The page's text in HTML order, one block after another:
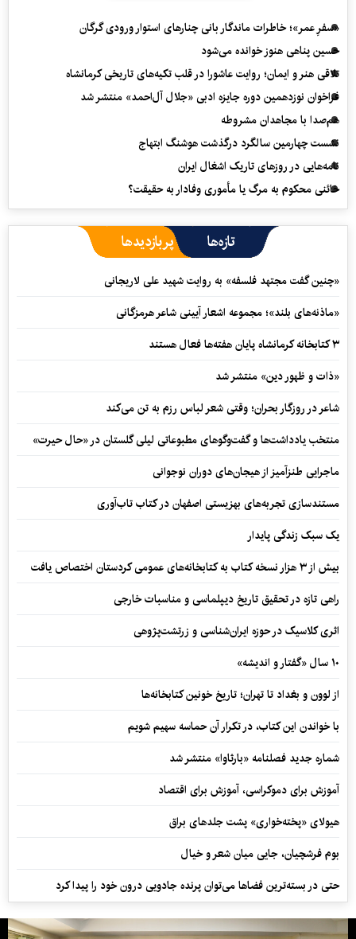
«سفرِ عمر»؛ خاطرات ماندگار بانی چنارهای استوار ورودی گرگان
حسین پناهی هنوز خوانده می‌شود
تلاقی هنر و ایمان؛ روایت عاشورا در قلب تکیه‌های تاریخی کرمانشاه
فراخوان نوزدهمین دوره جایزه ادبی «جلال آل‌احمد» منتشر شد
هم‌صدا با مجاهدان مشروطه
نشست چهارمین سالگرد درگذشت هوشنگ ابتهاج
نامه‌هایی در روزهای تاریک اشغال ایران
خائنی محکوم به مرگ یا مأموری وفادار به حقیقت؟
تازه‌ها پربازدیدها
«چنین گفت مجتهد فلسفه» به روایت شهید علی لاریجانی
«ماذنه‌های بلند»؛ مجموعه اشعار آیینی شاعر هرمزگانی
۳ کتابخانه کرمانشاه پایان هفته‌ها فعال هستند
«ذات و ظهور دین» منتشر شد
شاعر در روزگار بحران؛ وقتی شعر لباس رزم به تن می‌کند
منتخب یادداشت‌ها و گفت‌وگوهای مطبوعاتی لیلی گلستان در «حال حیرت»
ماجرایی طنزآمیز از هیجان‌های دوران نوجوانی
مستندسازی تجربه‌های بهزیستی اصفهان در کتاب تاب‌آوری
یک سبک زندگی پایدار
بیش از ۳ هزار نسخه کتاب به کتابخانه‌های عمومی کردستان اختصاص یافت
راهی تازه در تحقیق تاریخ دیپلماسی و مناسبات خارجی
اثری کلاسیک در حوزه ایران‌شناسی و زرتشت‌پژوهی
۱۰ سال «گفتار و اندیشه»
از لوون و بغداد تا تهران؛ تاریخ خونین کتابخانه‌ها
با خواندن این کتاب، در تکرار آن حماسه سهیم شویم
شماره جدید فصلنامه «بارثاوا» منتشر شد
آموزش برای دموکراسی، آموزش برای اقتصاد
هیولای «پخته‌خواری» پشت جلدهای براق
بوم فرشچیان، جایی میان شعر و خیال
حتی در بسته‌ترین فضاها می‌توان پرنده جادویی درون خود را پیدا کرد